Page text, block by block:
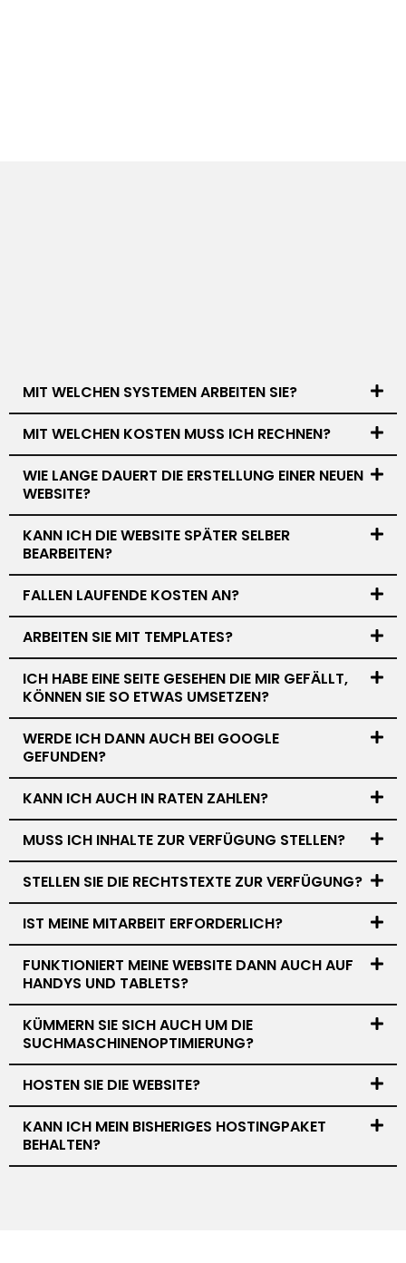
MIT WELCHEN SYSTEMEN ARBEITEN SIE?
MIT WELCHEN KOSTEN MUSS ICH RECHNEN?
WIE LANGE DAUERT DIE ERSTELLUNG EINER NEUEN
WEBSITE?
KANN ICH DIE WEBSITE SPÄTER SELBER
BEARBEITEN?
FALLEN LAUFENDE KOSTEN AN?
ARBEITEN SIE MIT TEMPLATES?
ICH HABE EINE SEITE GESEHEN DIE MIR GEFÄLLT,
KÖNNEN SIE SO ETWAS UMSETZEN?
WERDE ICH DANN AUCH BEI GOOGLE
GEFUNDEN?
KANN ICH AUCH IN RATEN ZAHLEN?
MUSS ICH INHALTE ZUR VERFÜGUNG STELLEN?
STELLEN SIE DIE RECHTSTEXTE ZUR VERFÜGUNG?
IST MEINE MITARBEIT ERFORDERLICH?
FUNKTIONIERT MEINE WEBSITE DANN AUCH AUF
HANDYS UND TABLETS?
KÜMMERN SIE SICH AUCH UM DIE
SUCHMASCHINENOPTIMIERUNG?
HOSTEN SIE DIE WEBSITE?
KANN ICH MEIN BISHERIGES HOSTINGPAKET
BEHALTEN?